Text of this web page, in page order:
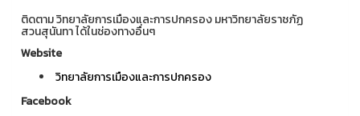
ติดตาม วิทยาลัยการเมืองและการปกครอง มหาวิทยาลัยราชภัฏ
สวนสุนันทา ได้ในช่องทางอื่นๆ
Website
วิทยาลัยการเมืองและการปกครอง
Facebook